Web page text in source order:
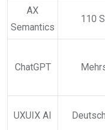
AX
Semantics
110
ChatGPT
UXUIX AI